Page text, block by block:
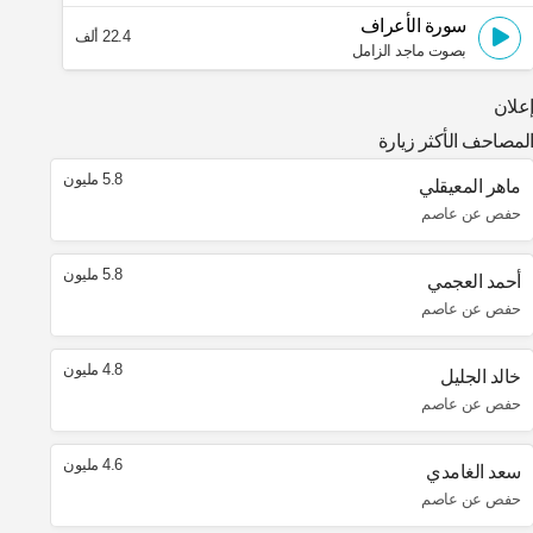
سورة الأعراف
بصوت ماجد الزامل
22.4 ألف
إعلان
المصاحف الأكثر زيارة
ماهر المعيقلي
حفص عن عاصم
5.8 مليون
أحمد العجمي
حفص عن عاصم
5.8 مليون
خالد الجليل
حفص عن عاصم
4.8 مليون
سعد الغامدي
حفص عن عاصم
4.6 مليون